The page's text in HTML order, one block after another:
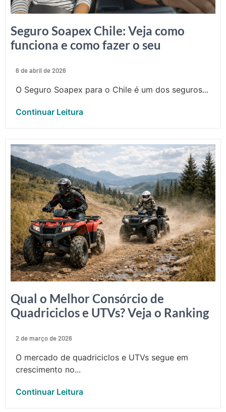
Seguro Soapex Chile: Veja como
funciona e como fazer o seu
6 de abril de 2026
O Seguro Soapex para o Chile é um dos seguros...
Continuar Leitura
Qual o Melhor Consórcio de
Quadriciclos e UTVs? Veja o Ranking
2 de março de 2026
O mercado de quadriciclos e UTVs segue em
crescimento no...
Continuar Leitura